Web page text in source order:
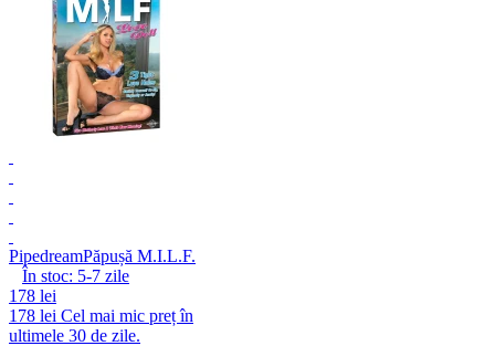
PipedreamPăpușă M.I.L.F.
În stoc: 5-7 zile
178 lei
178 lei Cel mai mic preț în
ultimele 30 de zile.